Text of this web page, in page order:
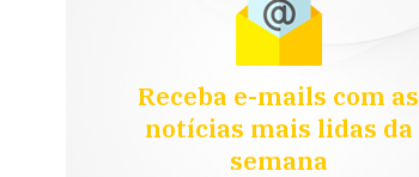
Receba e-mails com as
notícias mais lidas da
semana